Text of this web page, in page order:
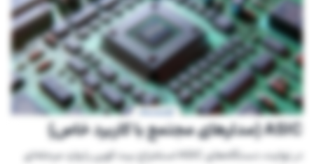
ASIC (مدارهای مجتمع با کاربرد خاص)
در نهایت، دستگاه‌های ASIC استخراج بیت کوین را وارد مرحله‌ای